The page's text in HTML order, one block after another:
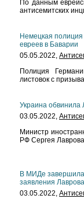
По данным
антисемитских
Немецкая
евреев в Баварии
05.05.2022,
Полиция
листовок с
Украина обвинила
03.05.2022,
Министр
РФ Сергея
В МИДе
заявления Лаврова
03.05.2022,